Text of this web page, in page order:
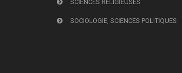
SCIENCES RELIGIEUSES
SOCIOLOGIE, SCIENCES POLITIQUES